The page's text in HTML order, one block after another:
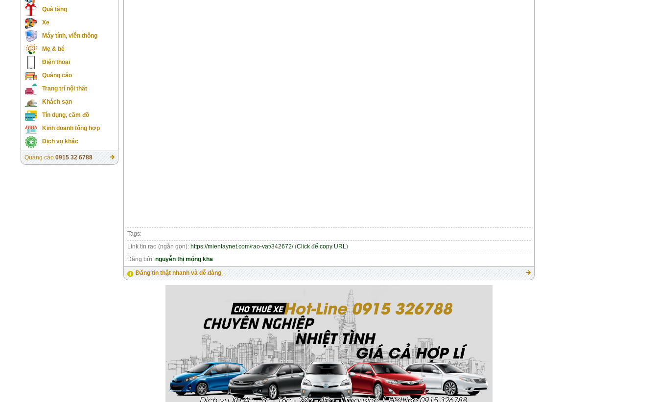
Quà tặng
Xe
Máy tính, viễn thông
Mẹ & bé
Điện thoại
Quảng cáo
Trang trí nội thất
Khách sạn
Tín dụng, cầm đồ
Kinh doanh tổng hợp
Dịch vụ khác
Quảng cáo 0915 32 6788
Tags:
Link tin rao (ngắn gọn): https://mientaynet.com/rao-vat/342672/(Click để copy URL)
Đăng bởi: nguyễn thị mộng kha
Đăng tin thật nhanh và dễ dàng